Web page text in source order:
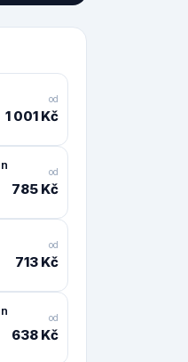
od
1 001 Kč
od
785 Kč
od
713 Kč
od
638 Kč